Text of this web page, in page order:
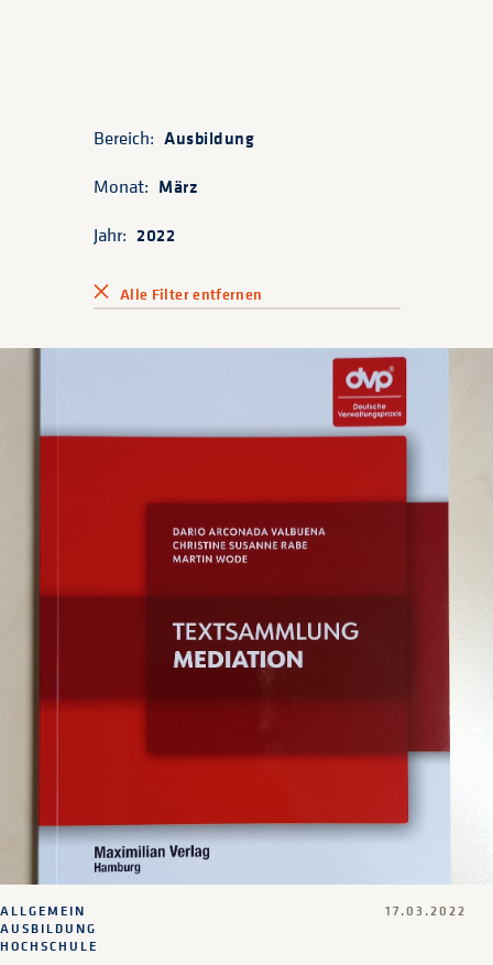
Bereich: Ausbildung
Monat: März
Jahr: 2022
Alle Filter entfernen
ALLGEMEIN
AUSBILDUNG
HOCHSCHULE
17.03.2022